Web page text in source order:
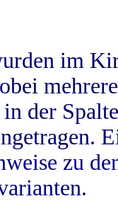
im
der
zu